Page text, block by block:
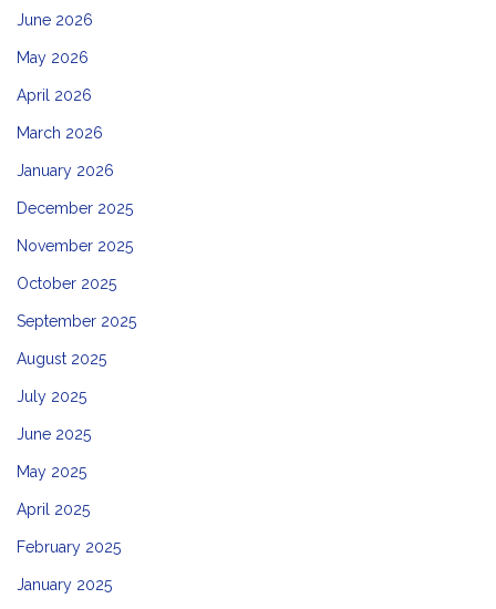
June 2026
May 2026
April 2026
March 2026
January 2026
December 2025
November 2025
October 2025
September 2025
August 2025
July 2025
June 2025
May 2025
April 2025
February 2025
January 2025